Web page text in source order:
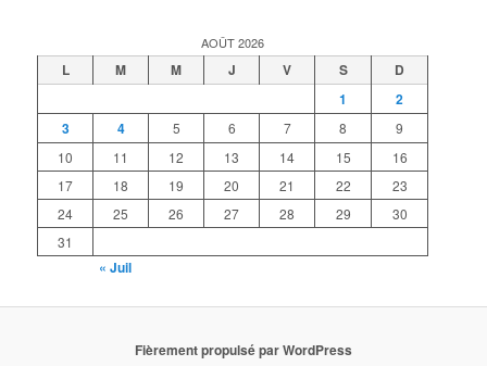
AOÛT 2026
L M M J V S
D
1
2
3
4 5 6 7 8
9
10
11 12 13 14 15
16
17
18 19 20 21 22
23
24
25 26 27 28 29
30
31
« Juil
Fièrement propulsé par WordPress